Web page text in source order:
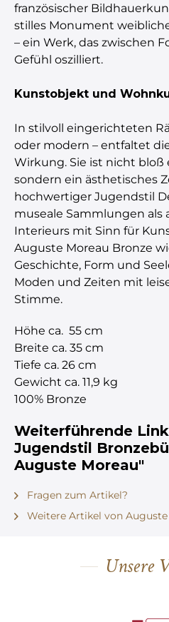
französischer
stilles Monument
– ein Werk, das zwischen
Gefühl oszilliert.
Kunstobjekt und
In stilvoll eingerichteten
oder modern – entfaltet
Wirkung. Sie ist nicht bloß
sondern ein ästhetisches
hochwertiger Jugendstil
museale Sammlungen als
Interieurs mit Sinn für
Auguste Moreau Bronze
Geschichte, Form und
Moden und Zeiten mit
Stimme.
Höhe ca. 55 cm
Breite ca. 35 cm
Tiefe ca. 26 cm
Gewicht ca. 11,9 kg
100% Bronze
Weiterführende
Jugendstil
Auguste Moreau"
Fragen zum Artikel?
Weitere Artikel von Auguste
Unsere